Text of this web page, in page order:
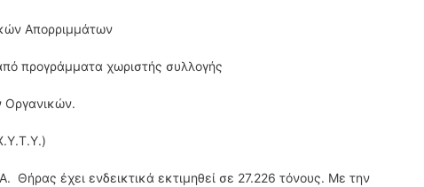
Απορριμμάτων
προγράμματα χωριστής συλλογής
Οργανικών.
Θήρας έχει ενδεικτικά εκτιμηθεί σε 27.226 τόνους. Με την